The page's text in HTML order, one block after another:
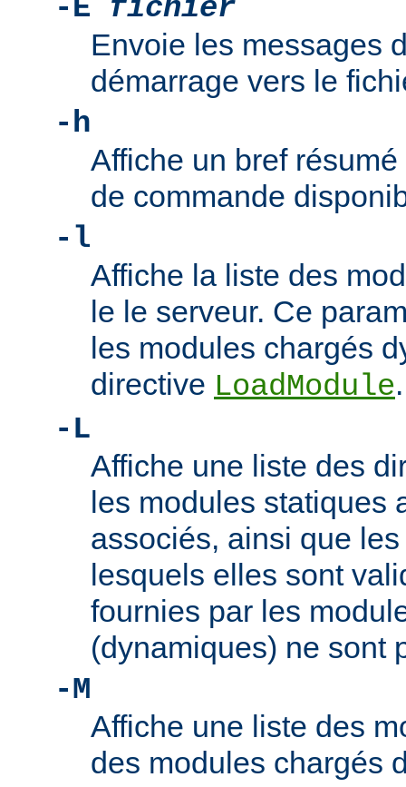
-E fichier
Envoie les messages
démarrage vers le
-h
Affiche un bref
de commande
-l
Affiche la liste des
le le serveur. Ce
les modules chargés
directive LoadModule.
-L
Affiche une liste des
les modules statiques
associés, ainsi que
lesquels elles sont
fournies par les
(dynamiques) ne sont
-M
Affiche une liste des
des modules chargés